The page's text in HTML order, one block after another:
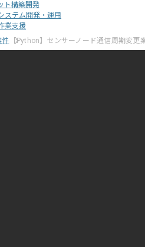
ト構築開発
ステム開発・運用
業支援
件 【Python】センサーノード通信周期変更